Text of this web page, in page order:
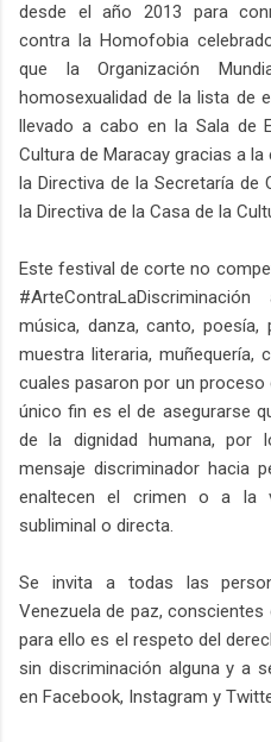
desde el año 2013 para
contra la Homofobia
que la Organización
homosexualidad de la lista de
llevado a cabo en la Sala de
Cultura de Maracay gracias a
la Directiva de la Secretaría de
la Directiva de la Casa de la
Este festival de corte no
música, danza, canto, poesía,
muestra literaria, muñequería,
cuales pasaron por un
único fin es el de asegurarse
de la dignidad humana, por
mensaje discriminador hacia
enaltecen el crimen o a la
subliminal o directa.
Se invita a todas las
Venezuela de paz,
para ello es el respeto del
sin discriminación alguna y a
en Facebook, Instagram y